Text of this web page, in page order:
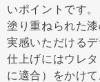
いポイントです。
塗り重ねられた
実感いただけるデ
仕上げにはウレ
に適合）をかけ